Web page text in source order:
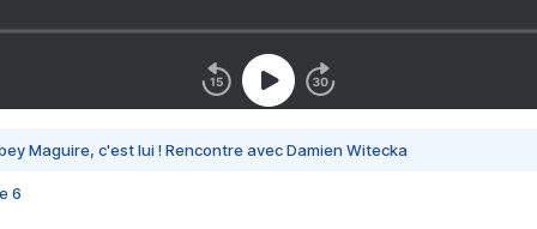
Maguire, c'est lui ! Rencontre avec Damien Witecka
6